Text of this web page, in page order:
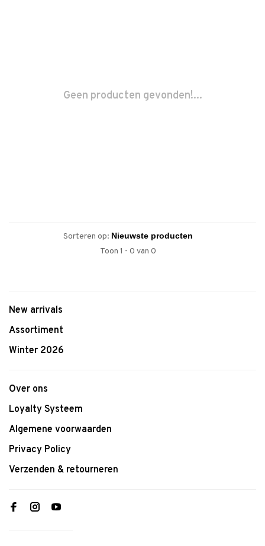
Geen producten gevonden!...
Sorteren op:
Toon 1 - 0 van 0
New arrivals
Assortiment
Winter 2026
Over ons
Loyalty Systeem
Algemene voorwaarden
Privacy Policy
Verzenden & retourneren